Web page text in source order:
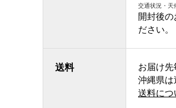
交通状況・天
開封後の
ださい。
送料 お届け
沖縄県は
送料につ